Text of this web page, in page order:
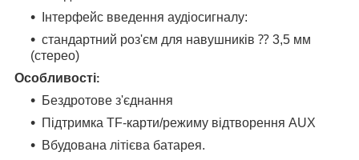
Інтерфейс введення аудіосигналу:
стандартний роз'єм для навушників ⁇ 3,5 мм
(стерео)
Особливості:
Бездротове з'єднання
Підтримка TF-карти/режиму відтворення AUX
Вбудована літієва батарея.